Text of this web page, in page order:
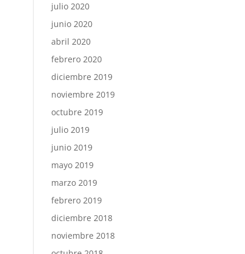
julio 2020
junio 2020
abril 2020
febrero 2020
diciembre 2019
noviembre 2019
octubre 2019
julio 2019
junio 2019
mayo 2019
marzo 2019
febrero 2019
diciembre 2018
noviembre 2018